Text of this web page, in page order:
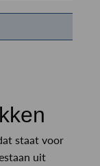
staat voor
uit